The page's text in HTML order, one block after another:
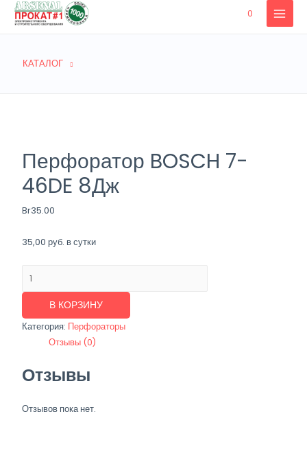
Перейти
0
MAIN
КАТАЛОГ
Перфоратор BOSCH 7-
46DE 8Дж
Br35.00
35,00 руб. в сутки
Перфоратор
BOSCH
8Дж
В КОРЗИНУ
Категория: Перфораторы
Отзывы (0)
Отзывы
Отзывов пока нет.